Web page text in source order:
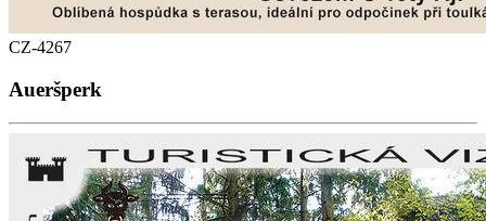
CZ-4267
Aueršperk